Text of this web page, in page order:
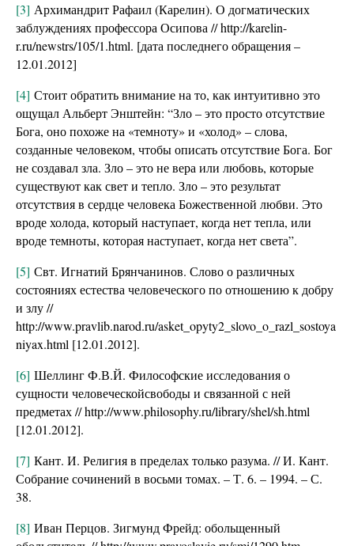
[3] Архимандрит Рафаил (Карелин). О догматических
заблуждениях профессора Осипова // http://karelin-
r.ru/newstrs/105/1.html. [дата последнего обращения –
12.01.2012]
[4] Стоит обратить внимание на то, как интуитивно это
ощущал Альберт Энштейн: “Зло – это просто отсутствие
Бога, оно похоже на «темноту» и «холод» – слова,
созданные человеком, чтобы описать отсутствие Бога. Бог
не создавал зла. Зло – это не вера или любовь, которые
существуют как свет и тепло. Зло – это результат
отсутствия в сердце человека Божественной любви. Это
вроде холода, который наступает, когда нет тепла, или
вроде темноты, которая наступает, когда нет света”.
[5] Свт. Игнатий Брянчанинов. Слово о различных
состояниях естества человеческого по отношению к добру
и злу //
http://www.pravlib.narod.ru/asket_opyty2_slovo_o_razl_sostoya
niyax.html [12.01.2012].
[6] Шеллинг Ф.В.Й. Философские исследования о
сущности человеческойсвободы и связанной с ней
предметах // http://www.philosophy.ru/library/shel/sh.html
[12.01.2012].
[7] Кант. И. Религия в пределах только разума. // И. Кант.
Собрание сочинений в восьми томах. – Т. 6. – 1994. – С.
38.
[8] Иван Перцов. Зигмунд Фрейд: обольщенный